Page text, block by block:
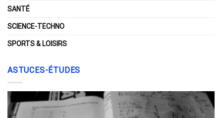
SANTÉ
SCIENCE-TECHNO
SPORTS & LOISIRS
ASTUCES-ÉTUDES